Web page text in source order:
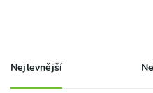
Nejlevnější